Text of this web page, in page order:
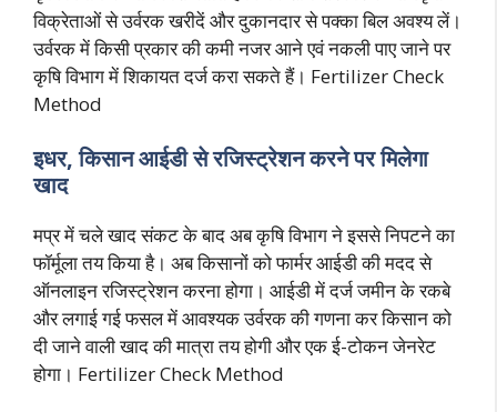
विक्रेताओं से उर्वरक खरीदें और दुकानदार से पक्का बिल अवश्य लें।
उर्वरक में किसी प्रकार की कमी नजर आने एवं नकली पाए जाने पर
कृषि विभाग में शिकायत दर्ज करा सकते हैं। Fertilizer Check
Method
इधर, किसान आईडी से रजिस्ट्रेशन करने पर मिलेगा
खाद
मप्र में चले खाद संकट के बाद अब कृषि विभाग ने इससे निपटने का
फॉर्मूला तय किया है। अब किसानों को फार्मर आईडी की मदद से
ऑनलाइन रजिस्ट्रेशन करना होगा। आईडी में दर्ज जमीन के रकबे
और लगाई गई फसल में आवश्यक उर्वरक की गणना कर किसान को
दी जाने वाली खाद की मात्रा तय होगी और एक ई-टोकन जेनरेट
होगा। Fertilizer Check Method